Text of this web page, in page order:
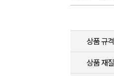
상품 규격
상품 재질